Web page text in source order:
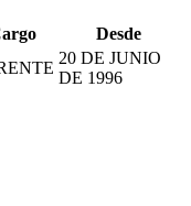
Desde
20 DE JUNIO
DE 1996